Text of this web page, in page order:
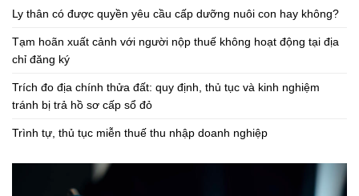
Ly thân có được quyền yêu cầu cấp dưỡng nuôi con hay không?
Tạm hoãn xuất cảnh với người nộp thuế không hoạt động tại địa
chỉ đăng ký
Trích đo địa chính thửa đất: quy định, thủ tục và kinh nghiệm
tránh bị trả hồ sơ cấp sổ đỏ
Trình tự, thủ tục miễn thuế thu nhập doanh nghiệp